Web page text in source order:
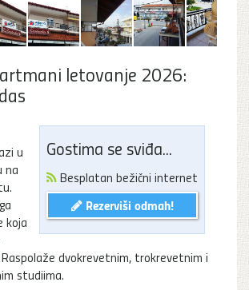
letovanje 2026:
Gostima se sviđa...
Besplatan bežični internet
Rezerviši odmah!
u
na
koja
dvokrevetnim, trokrevetnim i
studiima.